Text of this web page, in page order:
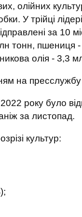
олійних
У трійці
за 10
тонн, пшениця
олія - 3,3
на пресслужбу
року було
за листопад.
культур: